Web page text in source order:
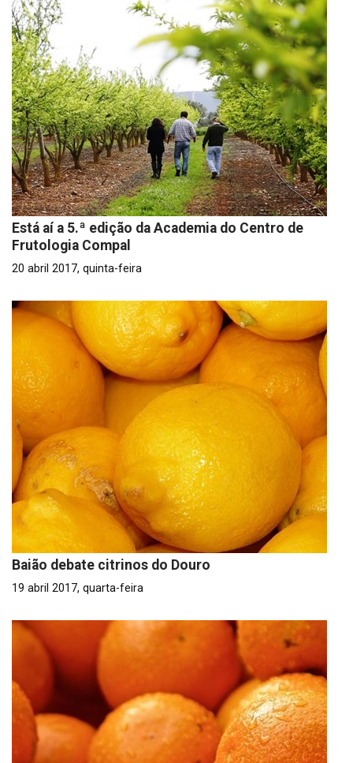
Está aí a 5.ª edição da Academia do Centro de
Frutologia Compal
20 abril 2017, quinta-feira
Baião debate citrinos do Douro
19 abril 2017, quarta-feira